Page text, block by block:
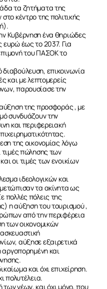
τα ζητήματα της
κέντρο της πολιτικής
Κυβέρνηση ένα θηριώδες
ευρώ έως το 2037. Για
του ΠΑΣΟΚ το
επικοινωνία
και με λεπτομερείς
παρουσίασε την
της προσφοράς , με
συνδυάζουν την
και περιφερειακή
της οικονομίας λόγω
τιμές πώλησης των
οι τιμές των ενοικίων
ιδεολογικών και
τα ακίνητα ως
πολλές πόλεις της
η αύξηση του τουρισμού ,
από την περιφέρεια
των οικονομικών
αύξησε εξαιρετικά
αργοπορημένη και
και όχι επιχείρηση.
πολυτέλεια.
νέων, και όχι μόνο, που